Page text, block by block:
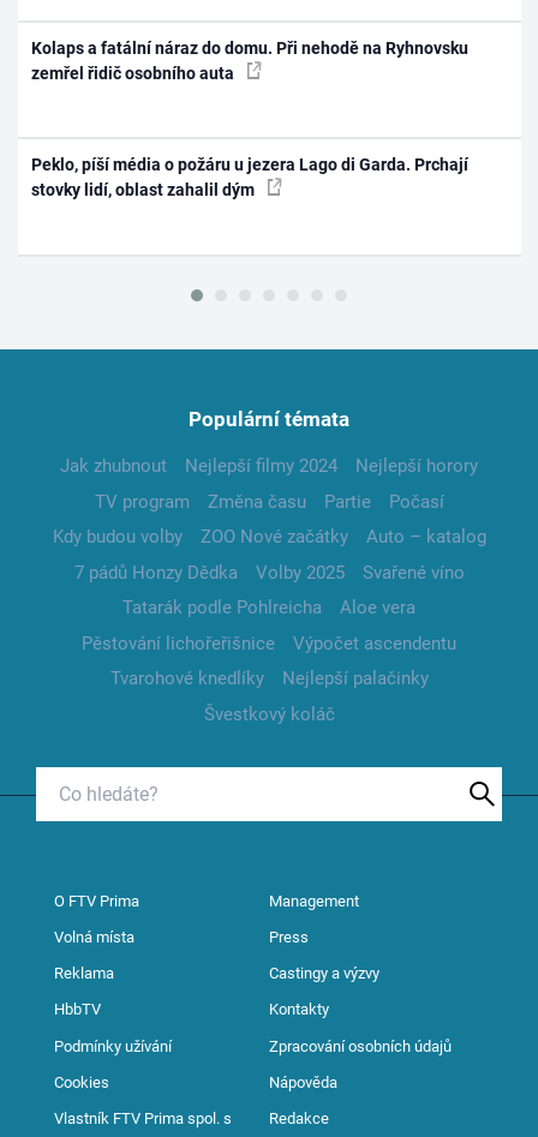
Kolaps a fatální náraz do domu. Při nehodě na Ryhnovsku
zemřel řidič osobního auta
Peklo, píší média o požáru u jezera Lago di Garda. Prchají
stovky lidí, oblast zahalil dým
Populární témata
Jak zhubnout Nejlepší filmy 2024
Nejlepší horory
TV program
Změna času Partie
Počasí
Kdy budou volby
ZOO Nové začátky
Auto – katalog
7 pádů Honzy Dědka
Volby 2025
Svařené víno
Tatarák podle Pohlreicha
Aloe vera
Pěstování lichořeřišnice
Výpočet ascendentu
Tvarohové knedlíky
Nejlepší palačinky
Švestkový koláč
O FTV Prima Management
Volná místa Press
Reklama Castingy a výzvy
HbbTV Kontakty
Podmínky užívání Zpracování osobních údajů
Cookies Nápověda
Vlastník FTV Prima spol. s
Redakce